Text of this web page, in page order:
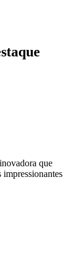
que